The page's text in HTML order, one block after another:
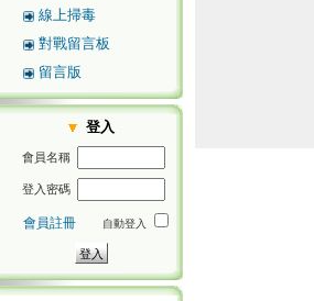
線上掃毒
對戰留言板
留言版
登入
會員名稱
登入密碼
會員註冊 自動登入